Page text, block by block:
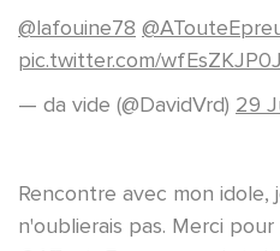
@lafouine78
pic.twitter.com/wfEsZKJP0J
— da vide (@DavidVrd) 29
Rencontre avec mon
n'oublierais pas. Merci